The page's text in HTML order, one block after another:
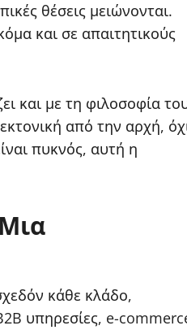
θέσεις μειώνονται.
και σε απαιτητικούς
και με τη φιλοσοφία
από την αρχή,
πυκνός, αυτή η
κάθε κλάδο,
υπηρεσίες, e-